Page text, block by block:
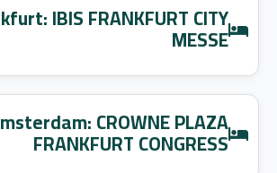
IBIS FRANKFURT CITY
MESSE
CROWNE PLAZA
FRANKFURT CONGRESS